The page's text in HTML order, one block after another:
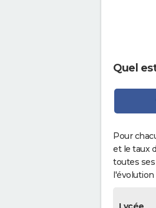
Quel
Pour
et le taux
toutes